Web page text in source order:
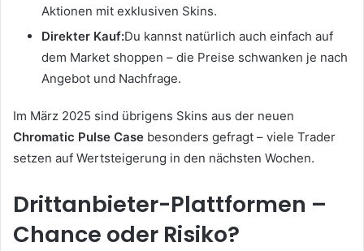
Aktionen mit exklusiven Skins.
Direkter Kauf:Du kannst natürlich auch einfach auf
dem Market shoppen – die Preise schwanken je nach
Angebot und Nachfrage.
Im März 2025 sind übrigens Skins aus der neuen
Chromatic Pulse Case besonders gefragt – viele Trader
setzen auf Wertsteigerung in den nächsten Wochen.
Drittanbieter-Plattformen –
Chance oder Risiko?